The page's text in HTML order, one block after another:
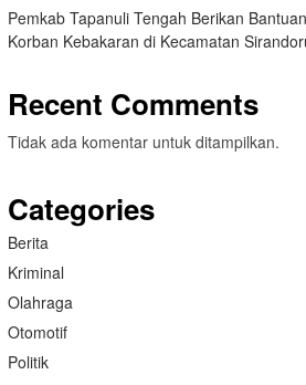
Pemkab Tapanuli Tengah Berikan
Korban Kebakaran di Kecamatan
Recent Comments
Tidak ada komentar untuk ditampilkan.
Categories
Berita
Kriminal
Olahraga
Otomotif
Politik